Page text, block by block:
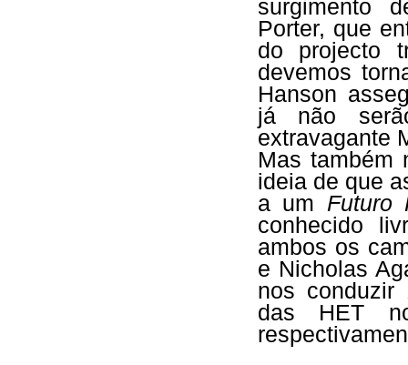
surgimento
Porter, que
do projecto
devemos
Hanson
já não
extravagante
Mas também
ideia de que
a um Futuro
conhecido
ambos os
e Nicholas
nos conduzir
das HET